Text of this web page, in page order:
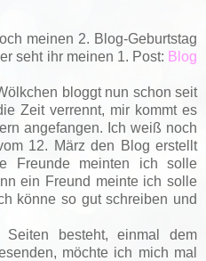
meinen 2. Blog-Geburtstag
seht ihr meinen 1. Post: Blog
bloggt nun schon seit
Zeit verrennt, mir kommt es
angefangen. Ich weiß noch
12. März den Blog erstellt
Freunde meinten ich solle
ein Freund meinte ich solle
könne so gut schreiben und
besteht, einmal dem
möchte ich mich mal